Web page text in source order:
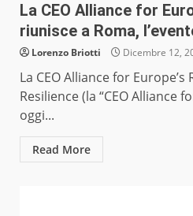
La CEO Alliance for
riunisce a Roma,
Lorenzo Briotti Dicembre 12,
La CEO Alliance for
Resilience (la “CEO Alliance
oggi...
Read More